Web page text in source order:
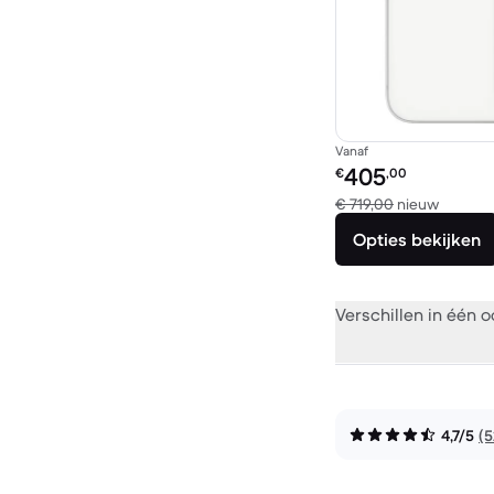
Vanaf
Refurbished prijs:
€405,00
€ 719,00 nieuw
Opties bekijken
Verschillen in één
4,7/5